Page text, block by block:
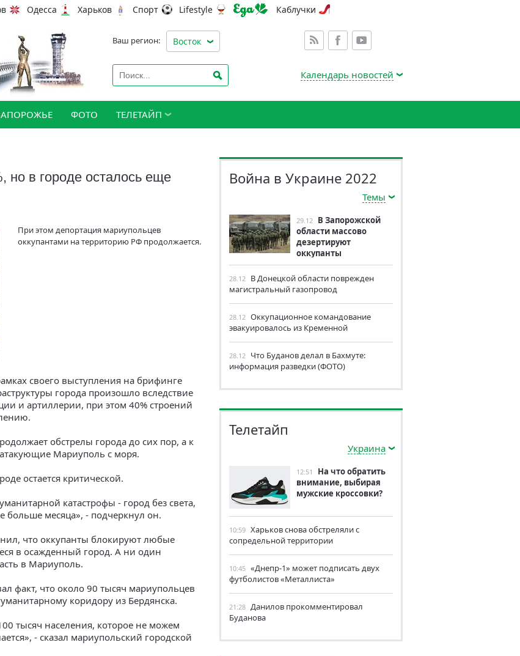
Одесса Харьков Спорт Lifestyle
Каблучки
Ваш регион: Восток
Календарь новостей
ФОТО ТЕЛЕТАЙП
но в городе осталось еще
При этом депортация мариупольцев
оккупантами на территорию РФ продолжается.
своего выступления на брифинге
города произошло вследствие
и артиллерии, при этом 40% строений
обстрелы города до сих пор, а к
Мариуполь с моря.
остается критической.
катастрофы - город без света,
больше месяца», - подчеркнул он.
что оккупанты блокируют любые
в осажденный город. А ни один
в Мариуполь.
факт, что около 90 тысяч мариупольцев
коридору из Бердянска.
тысяч населения, которое не можем
- сказал мариупольский городской
Война в Украине 2022
Темы
29.12 В Запорожской
области массово
дезертируют
оккупанты
28.12 В Донецкой области поврежден
магистральный газопровод
28.12 Оккупационное командование
эвакуировалось из Кременной
28.12 Что Буданов делал в Бахмуте:
информация разведки (ФОТО)
Телетайп
Украина
12:51
На что обратить
внимание, выбирая
мужские кроссовки?
10:59 Харьков снова обстреляли с
сопредельной территории
10:45 «Днепр-1» может подписать двух
футболистов «Металлиста»
21:28 Данилов прокомментировал
Буданова